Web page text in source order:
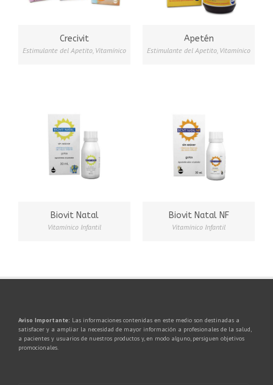
Crecivit
Estimulante del Apetito, Vitamínico
Apetén
Estimulante del Apetito, Vitamínico
Biovit Natal
Vitamínico Infantil
Biovit Natal NF
Vitamínico Infantil
Aviso Importante: Las informaciones contenidas en este medio son destinadas a
satisfacer y a ampliar la necesidad de mayor información a profesionales de la salud,
a pacientes y usuarios de nuestros productos y, en modo alguno, persiguen objetivos
promocionales.